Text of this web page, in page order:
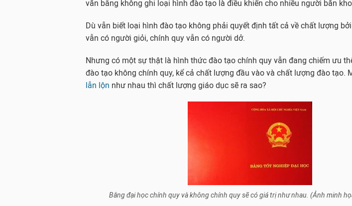
văn bằng không ghi loại hình đào tạo là điều khiến cho nhiều người băn
Dù vẫn biết loại hình đào tạo không phải quyết định tất cả về chất lượng
vẫn có người giỏi, chính quy vẫn có người dở.
Nhưng có một sự thật là hình thức đào tạo chính quy vẫn đang chiếm ưu
đào tạo không chính quy, kể cả chất lượng đầu vào và chất lượng đào tạo.
lẫn lộn như nhau thì chất lượng giáo dục sẽ ra sao?
Bằng đại học chính quy và không chính quy sẽ có giá trị như nhau. (Ảnh minh